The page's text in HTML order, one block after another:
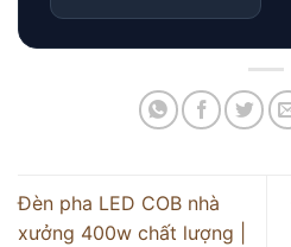
Đèn pha LED COB nhà
xưởng 400w chất lượng |